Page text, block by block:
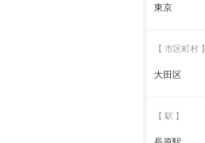
東京
【 市区町村 】
大田区
【 駅 】